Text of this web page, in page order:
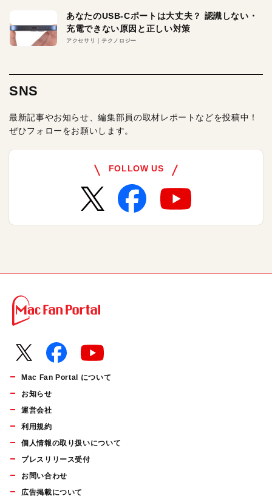
あなたのUSB-Cポートは大丈夫？ 認識しない・
充電できない原因と正しい対策
アクセサリ テクノロジー
SNS
最新記事やお知らせ、編集部員の取材レポートなどを投稿中！
ぜひフォローをお願いします。
FOLLOW US
Mac Fan Portal について
お知らせ
運営会社
利用規約
個人情報の取り扱いについて
プレスリリース受付
お問い合わせ
広告掲載について